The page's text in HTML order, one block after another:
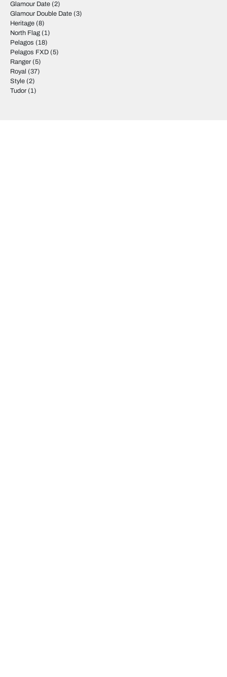
Glamour Date (2)
Glamour Double Date (3)
Heritage (8)
North Flag (1)
Pelagos (18)
Pelagos FXD (5)
Ranger (5)
Royal (37)
Style (2)
Tudor (1)